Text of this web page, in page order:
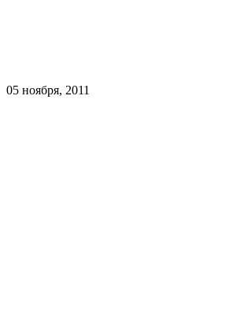
05 ноября, 2011